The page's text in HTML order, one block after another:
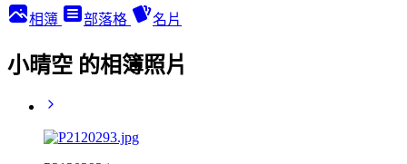
相簿 部落格 名片
小晴空 的相簿照片